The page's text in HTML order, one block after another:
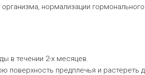
нормализации гормонального
в течении 2-х месяцев.
поверхность предплечья и растереть